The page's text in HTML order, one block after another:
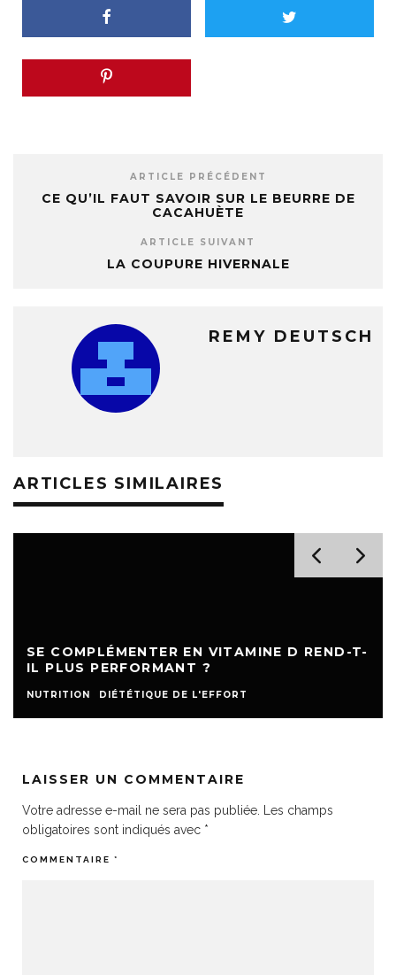
ARTICLE PRÉCÉDENT
CE QU’IL FAUT SAVOIR SUR LE BEURRE DE
CACAHUÈTE
ARTICLE SUIVANT
LA COUPURE HIVERNALE
REMY DEUTSCH
ARTICLES SIMILAIRES
SE COMPLÉMENTER EN VITAMINE D REND-T-
IL PLUS PERFORMANT ?
NUTRITION DIÉTÉTIQUE DE L'EFFORT
LAISSER UN COMMENTAIRE
Votre adresse e-mail ne sera pas publiée.
Les champs
obligatoires sont indiqués avec *
COMMENTAIRE *